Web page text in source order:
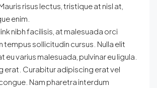
risus lectus, tristique at nisl at,
enim.
nibh facilisis, at malesuada orci
tempus sollicitudin cursus. Nulla elit
eu varius malesuada, pulvinar eu ligula.
erat. Curabitur adipiscing erat vel
Nam pharetra interdum